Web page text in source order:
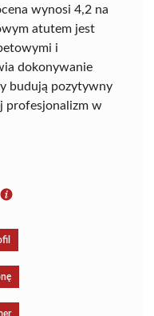
wynosi 4,2 na
atutem jest
i
dokonywanie
budują pozytywny
profesjonalizm w